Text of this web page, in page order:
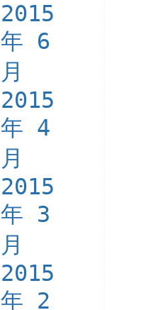
2015
年 6
月
2015
年 4
月
2015
年 3
月
2015
年 2